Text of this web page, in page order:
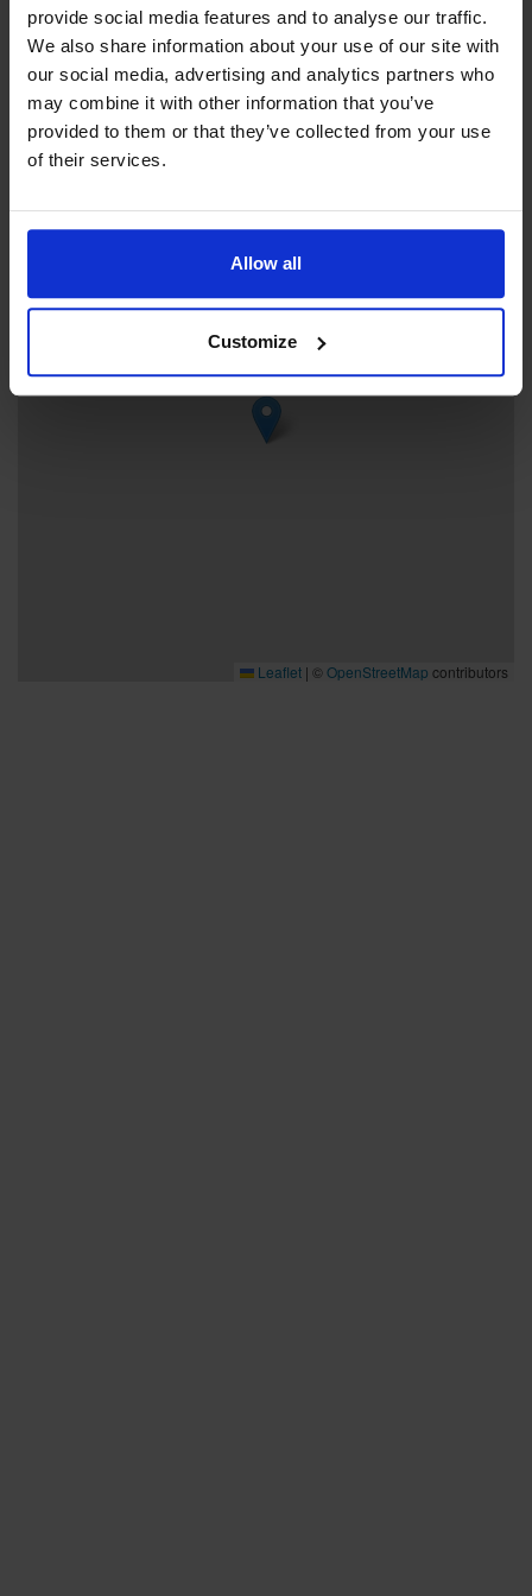
provide social media features and to analyse our traffic.
We also share information about your use of our site with
our social media, advertising and analytics partners who
may combine it with other information that you’ve
provided to them or that they’ve collected from your use
of their services.
Allow all
Customize
+358 18531441
Idrottsgatan , 22100 Mariehamn
+
Leaflet | ©OpenStreetMap contributors